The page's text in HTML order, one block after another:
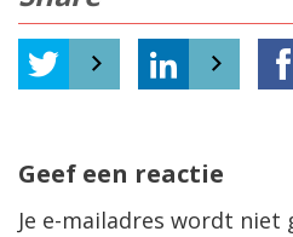
Geef een reactie
Je e-mailadres wordt niet